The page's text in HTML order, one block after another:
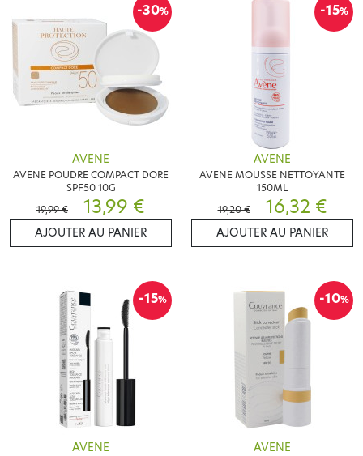
-30%
AVENE
AVENE POUDRE COMPACT DORE
SPF50 10G
19,99 €
13,99 €
AJOUTER AU PANIER
-15%
AVENE
AVENE MOUSSE NETTOYANTE
150ML
19,20 €
16,32 €
AJOUTER AU PANIER
-15%
AVENE
-10%
AVENE